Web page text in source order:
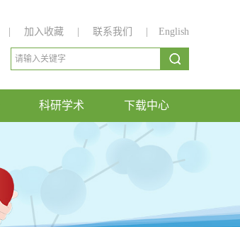
加入收藏 联系我们 English
科研学术 下载中心